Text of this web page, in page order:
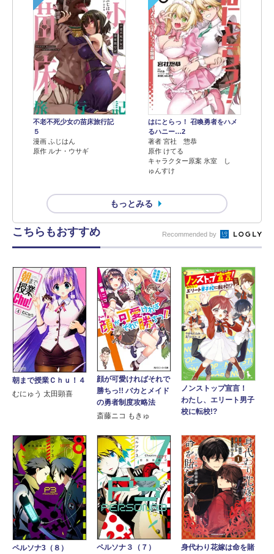
不老不死少女の苗床旅行記
５
漫画 ふじはん
原作 ルナ・ウサギ
はにとらっ！ 召喚勇者をハメ
るハニー…2
著者 宮社 惣恭
原作 けてる
キャラクター原案 氷室 し
ゅんすけ
もっとみる
こちらもおすすめ Recommended by
朝まで授業Ｃｈｕ！４
むにゅう 太田顕喜
顔が可愛ければそれで
勝ちっ!! バカとメイド
の勇者制度攻略法
斎藤ニコ もきゅ
ノンストップ宣言！
わたし、エリート男子
校に転校!?
ペルソナ3（８）
ペルソナ３（７）
身代わり花嫁は命を賭